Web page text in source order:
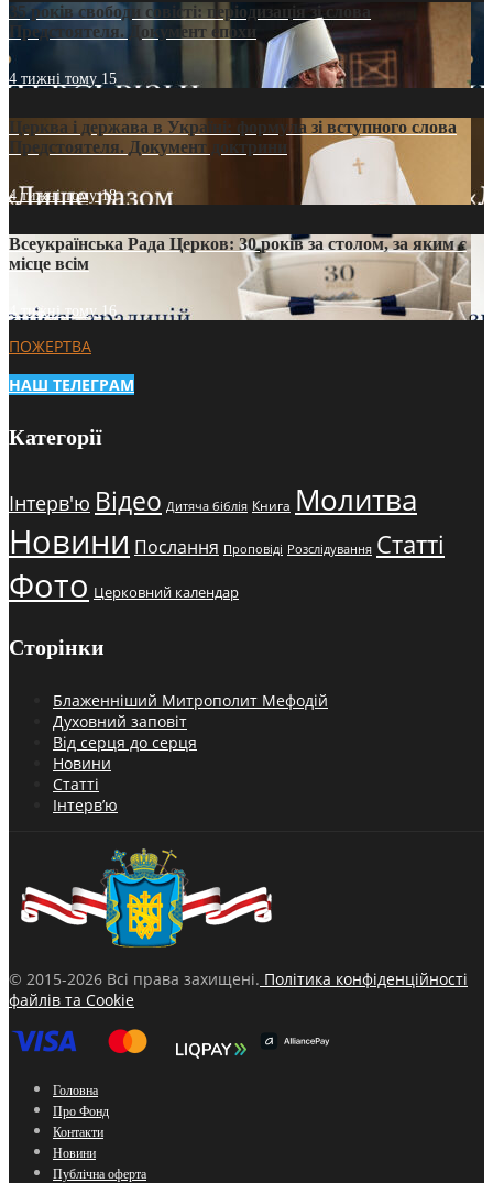
35 років свободи совісті: періодизація зі слова
Предстоятеля. Документ епохи
4 тижні тому 15
Церква і держава в Україні: формула зі вступного слова
Предстоятеля. Документ доктрини
4 тижні тому18
Всеукраїнська Рада Церков: 30 років за столом, за яким є
місце всім
4 тижні тому16
ПОЖЕРТВА
НАШ ТЕЛЕГРАМ
Категорії
Інтерв'ю Відео Дитяча біблія Книга Молитва
Новини Послання Проповіді Розслідування Статті
Фото Церковний календар
Сторінки
Блаженніший Митрополит Мефодій
Духовний заповіт
Від серця до серця
Новини
Статті
Інтерв’ю
© 2015-2026 Всі права захищені. Політика конфіденційності
файлів та Cookie
Головна
Про Фонд
Контакти
Новини
Публічна оферта